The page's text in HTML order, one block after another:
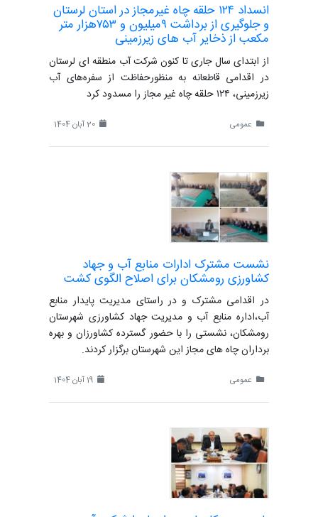
انسداد ١۲۴ حلقه چاه غیرمجاز در استان لرستان
و جلوگیری از برداشت ۹میلیون و ۷۵۳هزار متر
مکعب از ذخایر آب های زیرزمینی
از ابتدای سال جاری تا کنون شرکت آب منطقه ای لرستان
در اقدامی قاطعانه به منظورحفاظت از سفره‌های آب
زیرزمینی، ۱۲۴ حلقه چاه غیر مجاز را مسدود کرد
عمومی
نشست مشترک ادارات منابع آب و جهاد
کشاورزی رومشکان برای اصلاح الگوی کشت
در اقدامی مشترک و در راستای مدیریت پایدار منابع
آب،اداره منابع آب و مدیریت جهاد کشاورزی شهرستان
رومشکان، نشستی را با حضور گسترده کشاورزان و بهره
برداران چاه های مجاز این شهرستان برگزار کردند.
عمومی